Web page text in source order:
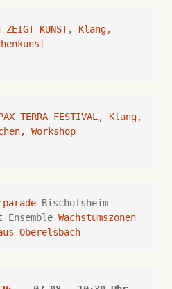
ZEIGT KUNST, Klang,
TERRA FESTIVAL , Klang,
Workshop
Ensemble Wachstumszonen
Oberelsbach